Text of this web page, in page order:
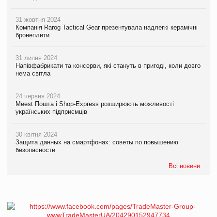
31 жовтня 2024
Компанія Rarog Tactical Gear презентувала надлегкі керамічні
бронеплити
31 липня 2024
Напівфабрикати та консерви, які стануть в пригоді, коли довго
нема світла
24 червня 2024
Meest Пошта і Shop-Express розширюють можливості
українських підприємців
30 квітня 2024
Защита данных на смартфонах: советы по повышению
безопасности
Всі новини